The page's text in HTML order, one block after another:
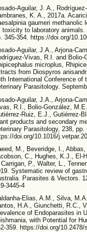
Aguilar, J. A.,
K. A., 2017a.
gaumeri methanolic
toxicity to laboratory animals.
345-354. https://doi.org/
Aguilar, J.A., Arjona-
Vivas, R.I. and
microplus,
from Diospyros
International Conference of
Parasitology.
Aguilar, J.A., Arjona-
R.I., Bolio-González,
Ruiz, E.J., Gutiérrez-
products and secondary
Parasitology, 238, pp.
doi.org/10.1016/
M., Beveridge, I.,
C., Hughes, K.J., El-
Carrigan, P., Walter, L.,
Systematic review of
Parasites & Vectors.
3445-4
Elias, A.M., Silva,
H.A., Giunchetti, R.C.,
of Endoparasites in
with Potential for
359. https://doi.org/10.2478/